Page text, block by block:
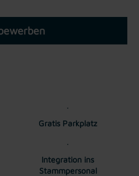
Gratis Parkplatz
Integration ins
Stammpersonal